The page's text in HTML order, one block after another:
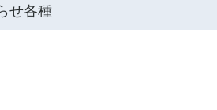
せ各種